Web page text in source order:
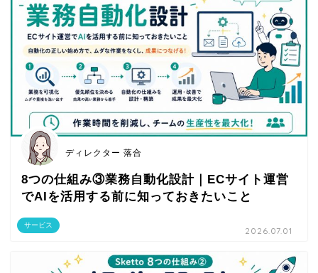
サービス
ディレクター 落合
8つの仕組み③業務自動化設計｜ECサイト運営
でAIを活用する前に知っておきたいこと
2026.07.01